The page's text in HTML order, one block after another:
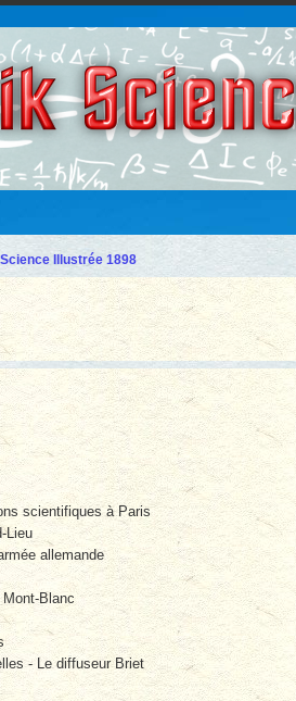
Gloubik
Illustrée 1898
scientifiques à Paris
Lieu
allemande
Blanc
- Le diffuseur Briet